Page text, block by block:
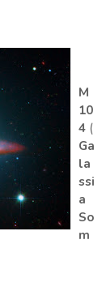
M
10
4(
Ga
la
ssi
a
So
m